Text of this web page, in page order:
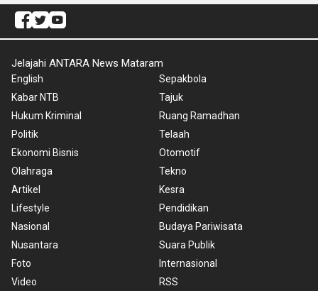
Jelajahi ANTARA News Mataram
English
Kabar NTB
Hukum Kriminal
Politik
Ekonomi Bisnis
Olahraga
Artikel
Lifestyle
Nasional
Nusantara
Foto
Video
Sepakbola
Tajuk
Ruang Ramadhan
Telaah
Otomotif
Tekno
Kesra
Pendidikan
Budaya Pariwisata
Suara Publik
Internasional
RSS